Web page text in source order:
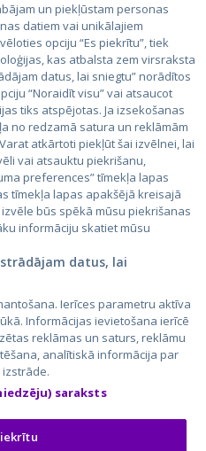
CVbankas.lt
Kainos.lt
Paslaugos.lt
auto24.ee
Osta.ee
KuldneBörs.ee
un piekļūstam personas
datiem vai unikālajiem
opciju “Es piekrītu”, tiek
kas atbalsta zem virsraksta
datus, lai sniegtu” norādītos
“Noraidīt visu” vai atsaucot
tiks atspējotas. Ja izsekošanas
no redzamā satura un reklāmām
atkārtoti piekļūt šai izvēlnei, lai
vai atsauktu piekrišanu,
preferences” tīmekļa lapas
tīmekļa lapas apakšējā kreisajā
būs spēkā mūsu piekrišanas
informāciju skatiet mūsu
datus, lai
Ierīces parametru aktīva
Informācijas ievietošana ierīcē
reklāmas un saturs, reklāmu
analītiskā informācija par
saraksts